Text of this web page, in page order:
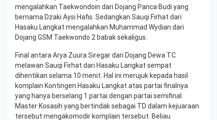
mengalahkan Taekwondoin dari Dojang Panca Budi yang
bernama Dzaki Aysi Hafis. Sedangkan Sauqi Firhat dari
Hasaku Langkat mengalahkan Muhammad Wydian dari
Dojang GSM Taekwondo 2 babak sekaligus.
Final antara Arya Zuura Siregar dari Dojang Dewa TC
melawan Sauqi Firhat dari Hasaku Langkat sempat
dihentikan selama 10 menit. Hal ini merujuk kepada hasil
komplain Kontingen Hasaku Langkat atas partai finalnya
yang hanya berselang 1 partai dengan partai semifinal.
Master Kosasih yang bertindak sebagai TD dalam kejuaraan
tersebut mengakomodir komplain tersebut. Beliau